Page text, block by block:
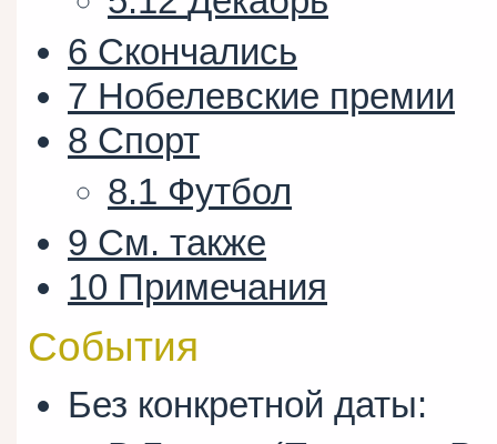
6 Скончались
7 Нобелевские премии
8 Спорт
8.1 Футбол
9 См. также
10 Примечания
События
Без конкретной даты: